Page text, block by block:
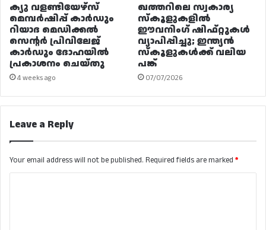
ക്യു വളണ്ടിയേഴ്‌സ്
മെമ്പർഷിപ്പ് കാർഡും
റിയാദ മെഡിക്കൽ
സെന്റർ പ്രിവിലേജ്
കാർഡും ദോഹയിൽ
പ്രകാശനം ചെയ്തു
4 weeks ago
ഖത്തറിലെ സ്വകാര്യ
സ്കൂളുകളിൽ
ഈവനിംഗ് ഷിഫ്റ്റുകൾ
വ്യാപിപ്പിച്ചു; ഇന്ത്യൻ
സ്കൂളുകൾക്ക് വലിയ
പങ്ക്
07/07/2026
Leave a Reply
Your email address will not be published. Required fields are marked *